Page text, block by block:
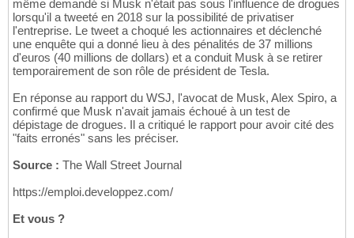
même demandé si Musk n'était pas sous l'influence de drogues
lorsqu'il a tweeté en 2018 sur la possibilité de privatiser
l'entreprise. Le tweet a choqué les actionnaires et déclenché
une enquête qui a donné lieu à des pénalités de 37 millions
d'euros (40 millions de dollars) et a conduit Musk à se retirer
temporairement de son rôle de président de Tesla.
En réponse au rapport du WSJ, l'avocat de Musk, Alex Spiro, a
confirmé que Musk n'avait jamais échoué à un test de
dépistage de drogues. Il a critiqué le rapport pour avoir cité des
"faits erronés" sans les préciser.
Source : The Wall Street Journal
https://emploi.developpez.com/
Et vous ?